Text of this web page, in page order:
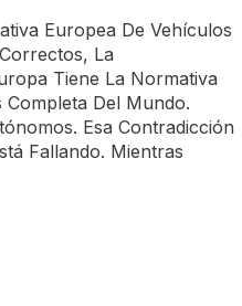
Europea De Vehículos
La
Tiene La Normativa
Del Mundo.
Esa Contradicción
Fallando. Mientras